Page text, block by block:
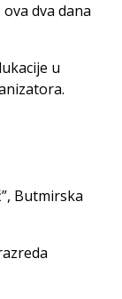
dva dana
u
Butmirska